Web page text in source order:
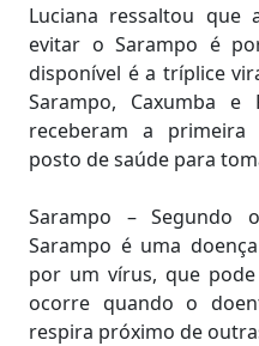
Luciana ressaltou que
evitar o Sarampo é
disponível é a tríplice
Sarampo, Caxumba e
receberam a
posto de saúde para
Sarampo – Segundo
Sarampo é uma
por um vírus, que
ocorre quando o
respira próximo de